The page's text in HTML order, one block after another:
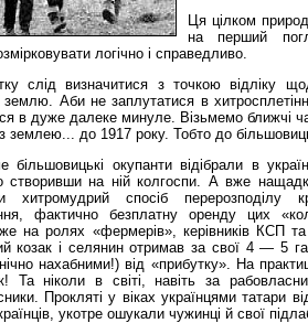
Ця цілком
на перший
логічно і справедливо.
слід визначитися з точкою відліку
зем­лю. Аби не заплутатися в
в дуже далеке минуле. Візьмемо ближчі
землею... до 1917 року. Тобто до
більшовицькі окупанти відібрали в
створивши на ній колгоспи. А вже
хитромудрий спосіб перерозподілу
фактично безплатну оренду цих
на ролях «фермерів», керівників КСП
козак і селянин отримав за свої 4 —
нахабними!) від «прибутку». На
Та ніколи в світі, навіть за
Прокляті у віках українцями татари
укотре ошукали чужинці й свої